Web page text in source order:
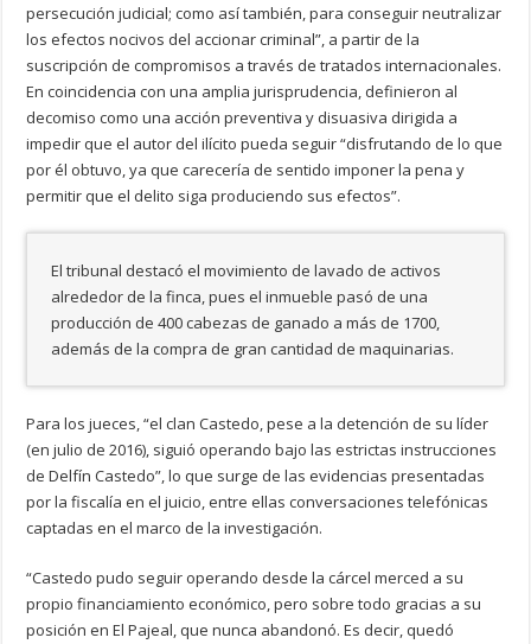
persecución judicial; como así también, para conseguir neutralizar
los efectos nocivos del accionar criminal”, a partir de la
suscripción de compromisos a través de tratados internacionales.
En coincidencia con una amplia jurisprudencia, definieron al
decomiso como una acción preventiva y disuasiva dirigida a
impedir que el autor del ilícito pueda seguir “disfrutando de lo que
por él obtuvo, ya que carecería de sentido imponer la pena y
permitir que el delito siga produciendo sus efectos”.
El tribunal destacó el movimiento de lavado de activos
alrededor de la finca, pues el inmueble pasó de una
producción de 400 cabezas de ganado a más de 1700,
además de la compra de gran cantidad de maquinarias.
Para los jueces, “el clan Castedo, pese a la detención de su líder
(en julio de 2016), siguió operando bajo las estrictas instrucciones
de Delfín Castedo”, lo que surge de las evidencias presentadas
por la fiscalía en el juicio, entre ellas conversaciones telefónicas
captadas en el marco de la investigación.
“Castedo pudo seguir operando desde la cárcel merced a su
propio financiamiento económico, pero sobre todo gracias a su
posición en El Pajeal, que nunca abandonó. Es decir, quedó